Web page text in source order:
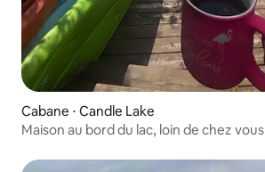
Cabane ⋅ Candle Lake
Maison au bord du lac, loin de chez vous